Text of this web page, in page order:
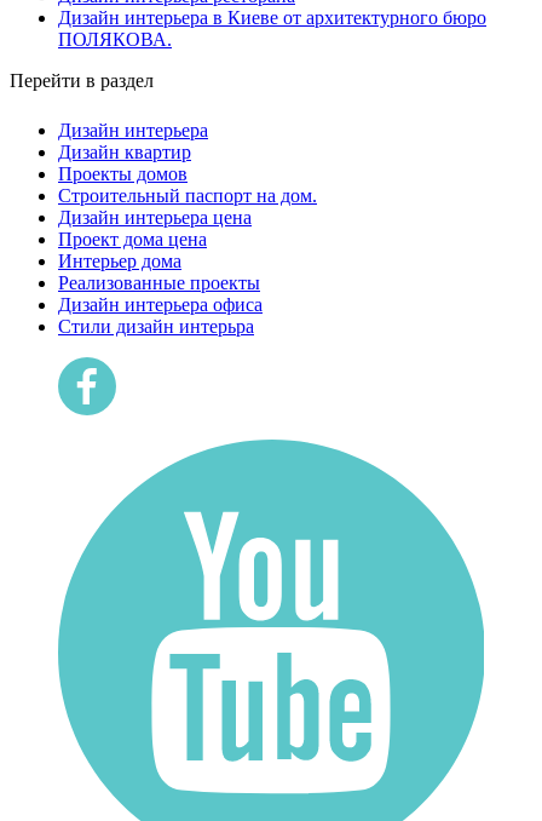
Дизайн интерьера в Киеве от архитектурного бюро
ПОЛЯКОВА.
Перейти в раздел
Дизайн интерьера
Дизайн квартир
Проекты домов
Строительный паспорт на дом.
Дизайн интерьера цена
Проект дома цена
Интерьер дома
Реализованные проекты
Дизайн интерьера офиса
Cтили дизайн интерьра